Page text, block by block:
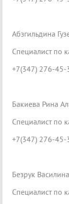
Абзгильдина
Специалист по
+7(347) 276-45-
Бакиева Рина
Специалист по
+7(347) 276-45-
Безрук
Специалист по